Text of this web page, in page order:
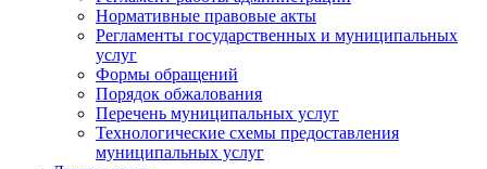
Нормативные правовые акты
Регламенты государственных и муниципальных
услуг
Формы обращений
Порядок обжалования
Перечень муниципальных услуг
Технологические схемы предоставления
муниципальных услуг